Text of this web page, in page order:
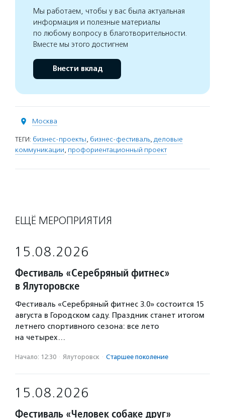
Мы работаем, чтобы у вас была актуальная
информация и полезные материалы
по любому вопросу в благотворительности.
Вместе мы этого достигнем
Внести вклад
Москва
ТЕГИ: бизнес-проекты, бизнес-фестиваль, деловые
коммуникации, профориентационный проект
ЕЩЁ МЕРОПРИЯТИЯ
15.08.2026
Фестиваль «Серебряный фитнес»
в Ялуторовске
Фестиваль «Серебряный фитнес 3.0» состоится 15
августа в Городском саду. Праздник станет итогом
летнего спортивного сезона: все лето
на четырех…
Начало: 12:30 · Ялуторовск · Старшее поколение
15.08.2026
Фестиваль «Человек собаке друг»